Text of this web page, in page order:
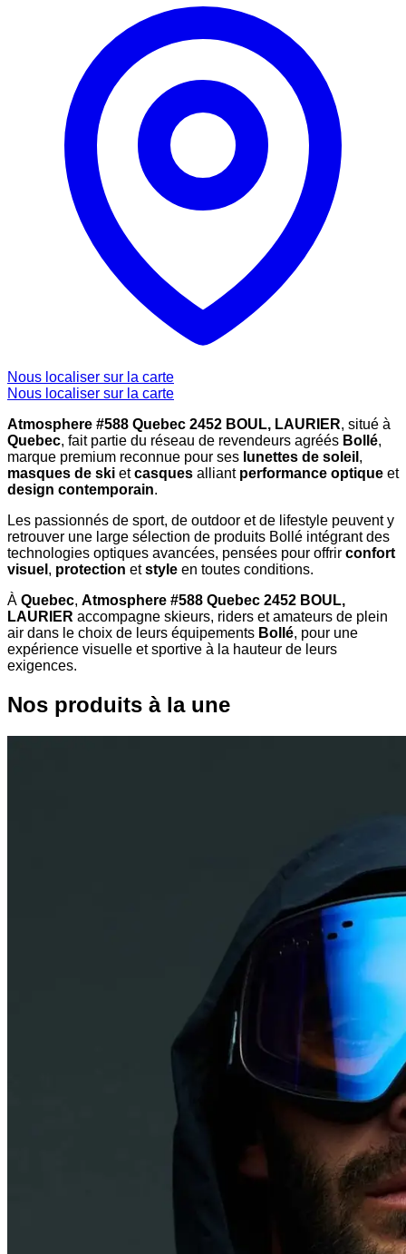
Nous localiser sur la carte
Nous localiser sur la carte
Atmosphere #588 Quebec 2452 BOUL, LAURIER, situé à
Quebec, fait partie du réseau de revendeurs agréés Bollé,
marque premium reconnue pour ses lunettes de soleil ,
masques de ski etcasques alliant performance optique et
design contemporain.
Les passionnés de sport, de outdoor et de lifestyle peuvent y
retrouver une large sélection de produits Bollé intégrant des
technologies optiques avancées, pensées pour offrir confort
visuel , protection etstyle en toutes conditions.
À Quebec, Atmosphere #588 Quebec 2452 BOUL,
LAURIER accompagne skieurs, riders et amateurs de plein
air dans le choix de leurs équipements Bollé, pour une
expérience visuelle et sportive à la hauteur de leurs
exigences.
Nos produits à la une